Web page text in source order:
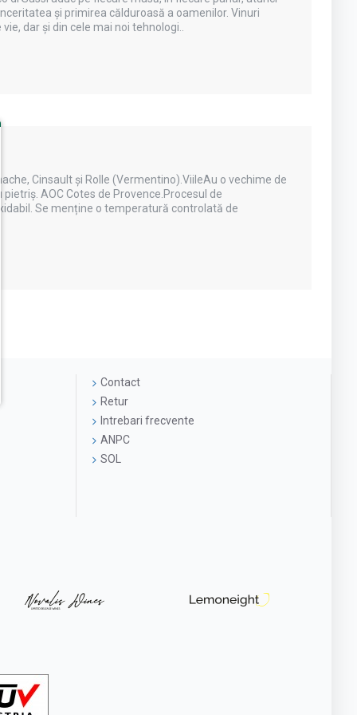
și primirea călduroasă a oamenilor. Vinuri
dar și din cele mai noi tehnologi..
Cinsault și Rolle (Vermentino).ViileAu o vechime de
AOC Cotes de Provence.Procesul de
Se menține o temperatură controlată de
Contact
Retur
Intrebari frecvente
ANPC
SOL